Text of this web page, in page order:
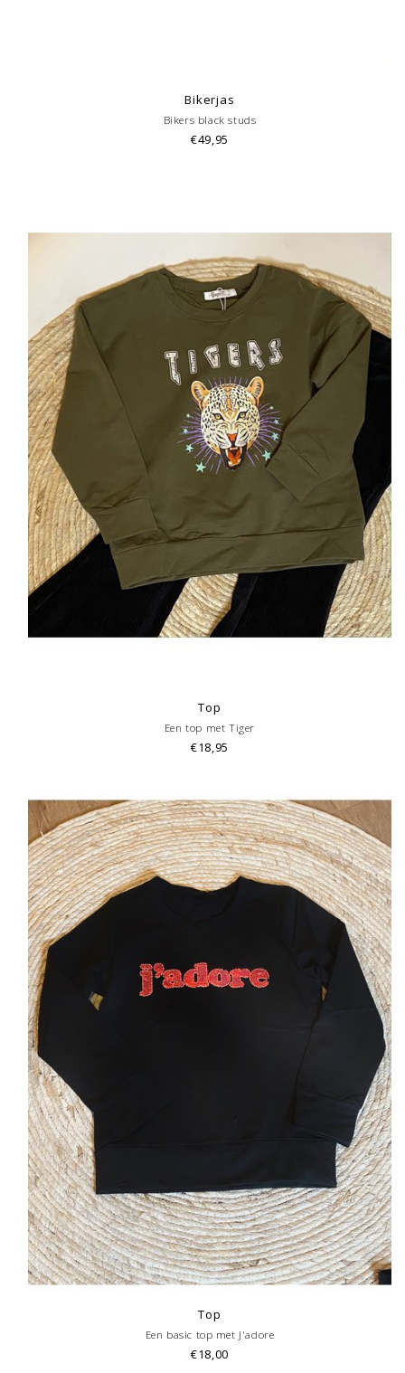
Bikerjas
Bikers black studs
€49,95
Top
Een top met Tiger
€18,95
Top
Een basic top met J'adore
€18,00